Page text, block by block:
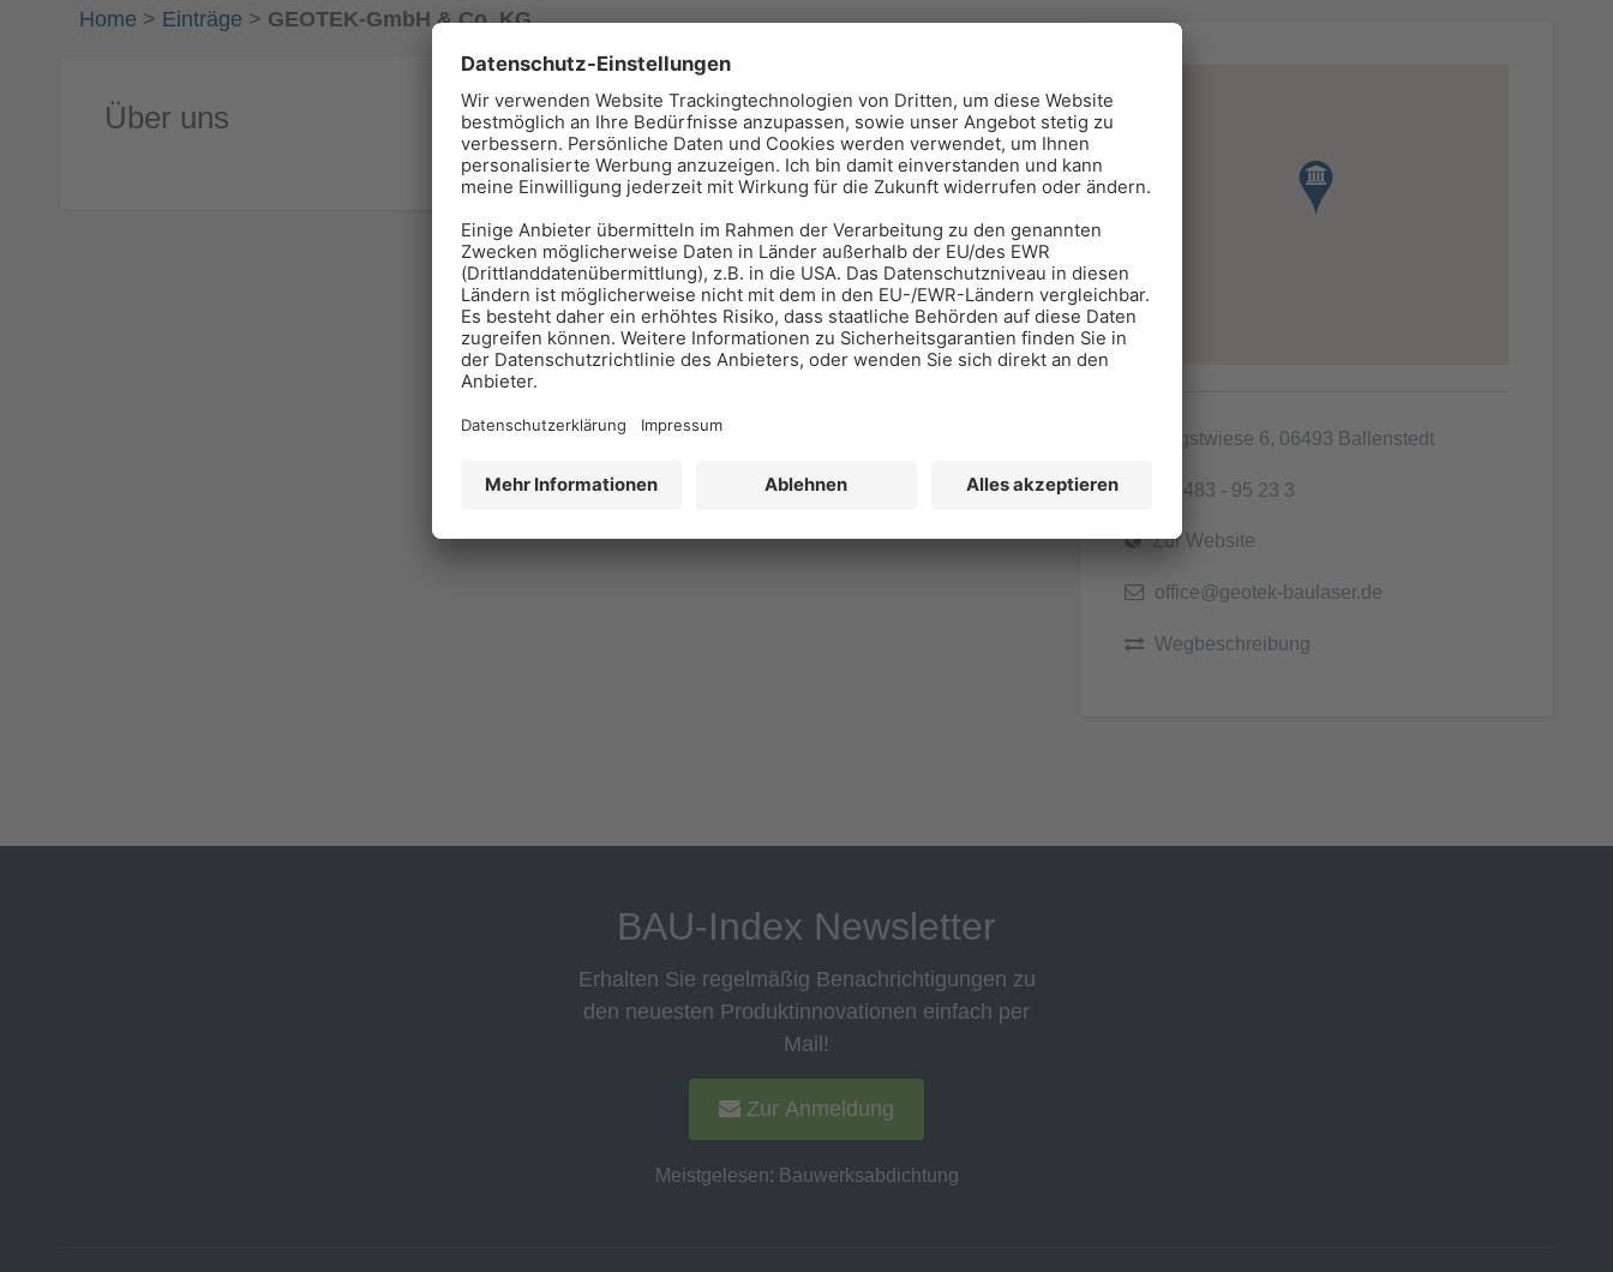
Home > Einträge > GEOTEK-GmbH & Co. KG
Über uns
Pfingstwiese 6, 06493 Ballenstedt
039483 - 95 23 3
Zur Website
office@geotek-baulaser.de
Wegbeschreibung
BAU-Index Newsletter
Erhalten Sie regelmäßig Benachrichtigungen zu
den neuesten Produktinnovationen einfach per
Mail!
Zur Anmeldung
Meistgelesen: Bauwerksabdichtung